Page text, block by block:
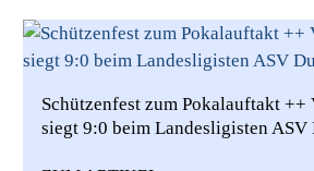
Schützenfest zum Pokalauftakt
siegt 9:0 beim Landesligisten ASV